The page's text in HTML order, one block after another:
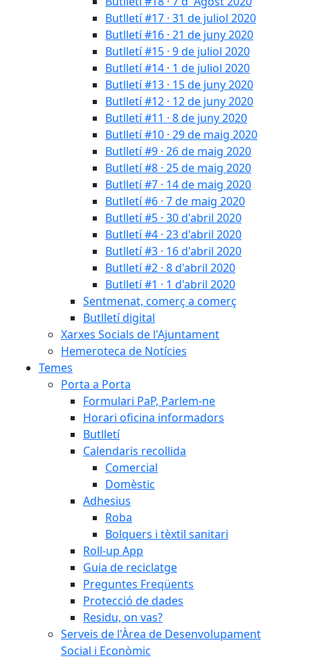
Butlletí #17 · 31 de juliol 2020
Butlletí #16 · 21 de juny 2020
Butlletí #15 · 9 de juliol 2020
Butlletí #14 · 1 de juliol 2020
Butlletí #13 · 15 de juny 2020
Butlletí #12 · 12 de juny 2020
Butlletí #11 · 8 de juny 2020
Butlletí #10 · 29 de maig 2020
Butlletí #9 · 26 de maig 2020
Butlletí #8 · 25 de maig 2020
Butlletí #7 · 14 de maig 2020
Butlletí #6 · 7 de maig 2020
Butlletí #5 · 30 d'abril 2020
Butlletí #4 · 23 d'abril 2020
Butlletí #3 · 16 d'abril 2020
Butlletí #2 · 8 d'abril 2020
Butlletí #1 · 1 d'abril 2020
Sentmenat, comerç a comerç
Butlletí digital
Xarxes Socials de l'Ajuntament
Hemeroteca de Notícies
Temes
Porta a Porta
Formulari PaP, Parlem-ne
Horari oficina informadors
Butlletí
Calendaris recollida
Comercial
Domèstic
Adhesius
Roba
Bolquers i tèxtil sanitari
Roll-up App
Guia de reciclatge
Preguntes Freqüents
Protecció de dades
Residu, on vas?
Serveis de l'Àrea de Desenvolupament
Social i Econòmic